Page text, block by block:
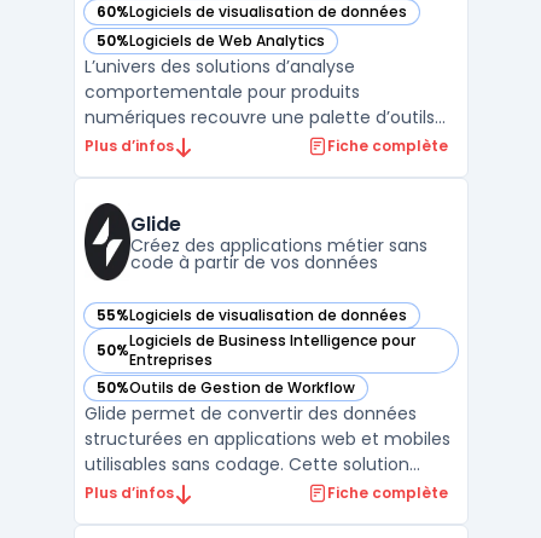
60%Logiciels de visualisation de données
— voir Amplitude dans cette catégorie
50%Logiciels de Web Analytics
— voir Amplitude dans cette catégorie
L’univers des solutions d’analyse
comportementale pour produits
numériques recouvre une palette d’outils
variés, à l’image d’Amplitude, plateforme de
Amplitude vise les enjeux des équipes
growth, produit, data ...
Plus d’infos Fiche complète
Glide
Créez des applications métier sans
code à partir de vos données
55%Logiciels de visualisation de données
— voir Glide dans cette catégorie
50%Logiciels de Business Intelligence pour
Entreprises
— voir Glide dans cette catégorie
50%Outils de Gestion de Workflow
— voir Glide dans cette catégorie
Glide permet de convertir des données
structurées en applications web et mobiles
utilisables sans codage. Cette solution
s’adresse aux équipes opérationnelles, aux
Plus d’infos Fiche complète